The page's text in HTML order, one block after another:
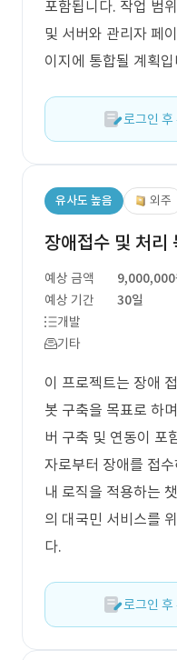
포함됩니다. 작업 범
및 서버와 관리자 페
이지에 통합될 계획
로그인 후
유사도 높음 외주
장애접수 및 처리
예상 금액
9,000,000
예상 기간
30일
개발
기타
이 프로젝트는 장애
봇 구축을 목표로 하
버 구축 및 연동이 포
자로부터 장애를 접
내 로직을 적용하는
의 대국민 서비스를
다.
로그인 후